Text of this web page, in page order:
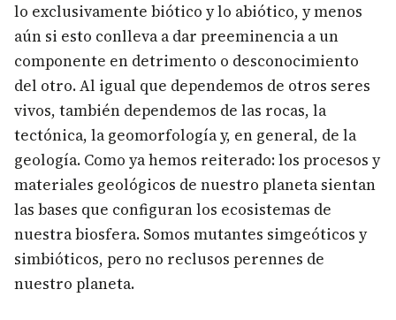
lo exclusivamente biótico y lo abiótico, y menos
aún si esto conlleva a dar preeminencia a un
componente en detrimento o desconocimiento
del otro. Al igual que dependemos de otros seres
vivos, también dependemos de las rocas, la
tectónica, la geomorfología y, en general, de la
geología. Como ya hemos reiterado: los procesos y
materiales geológicos de nuestro planeta sientan
las bases que configuran los ecosistemas de
nuestra biosfera. Somos mutantes simgeóticos y
simbióticos, pero no reclusos perennes de
nuestro planeta.